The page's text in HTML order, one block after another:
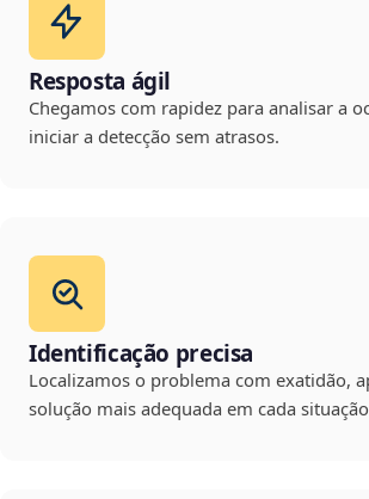
Resposta ágil
Chegamos com rapidez para analisar a
iniciar a detecção sem atrasos.
Identificação precisa
Localizamos o problema com exatidão,
solução mais adequada em cada